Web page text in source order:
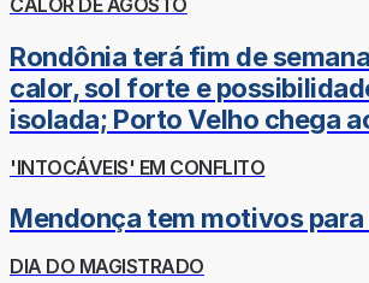
CALOR DE AGOSTO
Rondônia terá fim de
calor, sol forte e
isolada; Porto Velho chega
'INTOCÁVEIS' EM CONFLITO
Mendonça tem motivos
DIA DO MAGISTRADO